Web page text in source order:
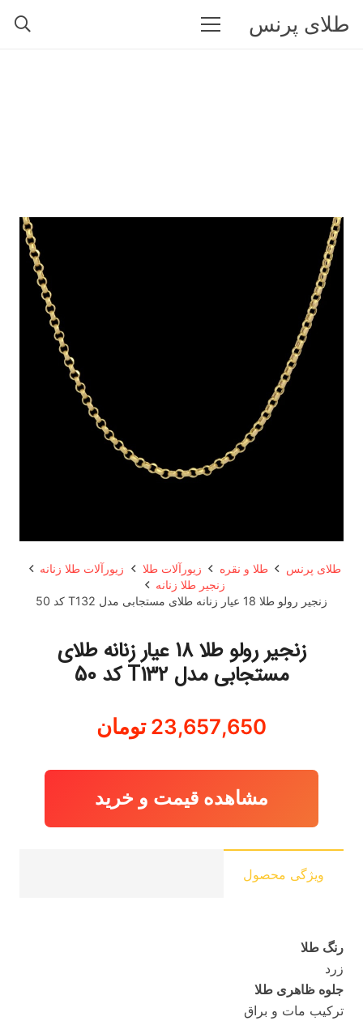
طلای پرنس
طلای پرنس طلا و نقره زیورآلات طلا
زیورآلات طلا زنانه
زنجیر طلا زنانه
زنجیر رولو طلا 18 عیار زنانه طلای مستجابی مدل T132 کد 50
زنجیر رولو طلا 18 عیار زنانه طلای
مستجابی مدل T132 کد 50
23,657,650 تومان
مشاهده قیمت و خرید
ویژگی محصول
رنگ طلا
زرد
جلوه ظاهری طلا
ترکیب مات و براق